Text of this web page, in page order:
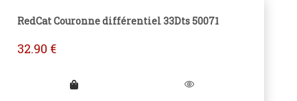
RedCat Couronne différentiel 33Dts 50071
32.90 €